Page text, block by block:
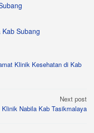
Subang
Klinik Kesehatan di Kab
Next post
Klinik Nabila Kab Tasikmalaya